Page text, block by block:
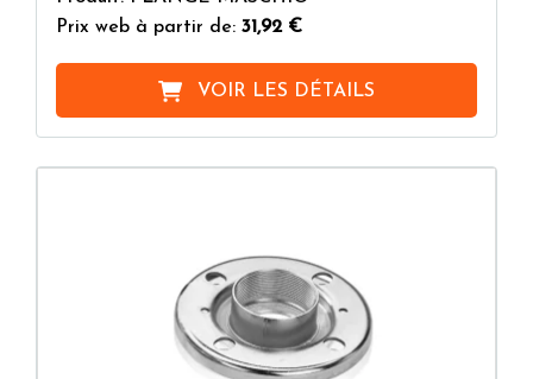
Prix web à partir de: 31,92 €
VOIR LES DÉTAILS